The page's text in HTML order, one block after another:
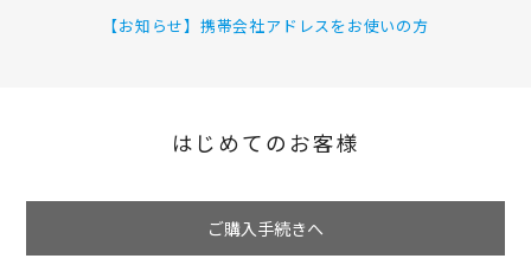
【お知らせ】携帯会社アドレスをお使いの方
はじめてのお客様
ご購入手続きへ